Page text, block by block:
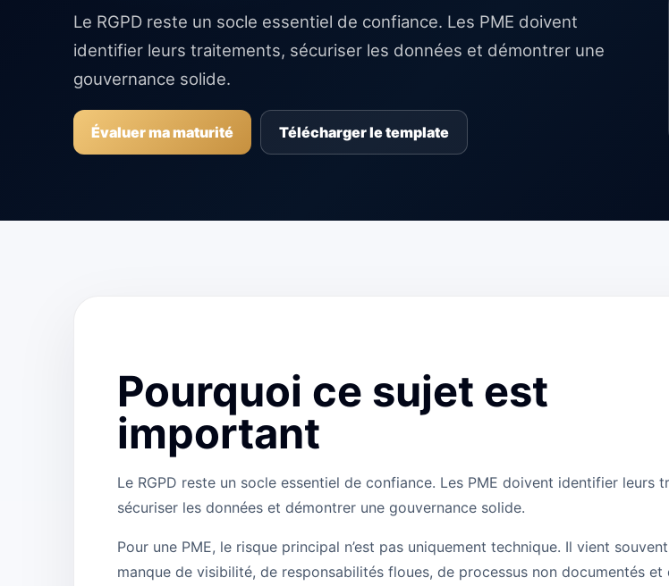
Le RGPD reste un socle essentiel de confiance. Les PME doivent
identifier leurs traitements, sécuriser les données et démontrer une
gouvernance solide.
Évaluer ma maturité Télécharger le template
Pourquoi ce sujet est
important
Le RGPD reste un socle essentiel de confiance. Les PME doivent identifier leurs
sécuriser les données et démontrer une gouvernance solide.
Pour une PME, le risque principal n’est pas uniquement technique. Il vient souvent
manque de visibilité, de responsabilités floues, de processus non documentés et